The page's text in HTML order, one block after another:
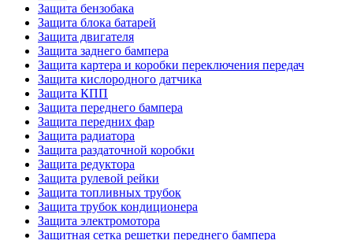
Защита бензобака
Защита блока батарей
Защита двигателя
Защита заднего бампера
Защита картера и коробки переключения передач
Защита кислородного датчика
Защита КПП
Защита переднего бампера
Защита передних фар
Защита радиатора
Защита раздаточной коробки
Защита редуктора
Защита рулевой рейки
Защита топливных трубок
Защита трубок кондиционера
Защита электромотора
Защитная сетка решетки переднего бампера